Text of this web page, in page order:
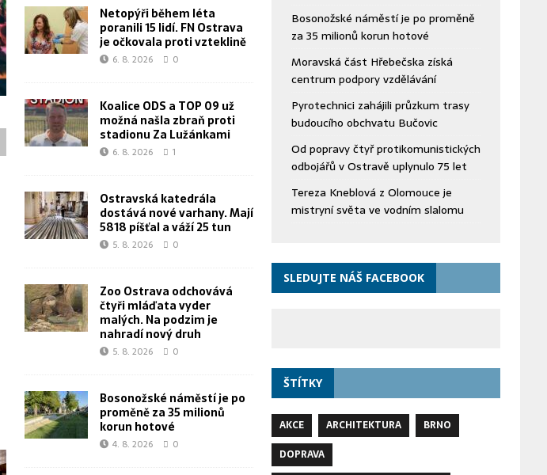
Netopýři během léta
poranili 15 lidí. FN Ostrava
je očkovala proti vzteklině
6. 8. 2026 0
Koalice ODS a TOP 09 už
možná našla zbraň proti
stadionu Za Lužánkami
6. 8. 2026 1
Ostravská katedrála
dostává nové varhany. Mají
5818 píšťal a váží 25 tun
5. 8. 2026 0
Zoo Ostrava odchovává
čtyři mláďata vyder
malých. Na podzim je
nahradí nový druh
5. 8. 2026 0
Bosonožské náměstí je po
proměně za 35 milionů
korun hotové
4. 8. 2026 0
Bosonožské náměstí je po proměně
za 35 milionů korun hotové
Moravská část Hřebečska získá
centrum podpory vzdělávání
Pyrotechnici zahájili průzkum trasy
budoucího obchvatu Bučovic
Od popravy čtyř protikomunistických
odbojářů v Ostravě uplynulo 75 let
Tereza Kneblová z Olomouce je
mistryní světa ve vodním slalomu
SLEDUJTE NÁŠ FACEBOOK
ŠTÍTKY
AKCE ARCHITEKTURA
BRNO
DOPRAVA